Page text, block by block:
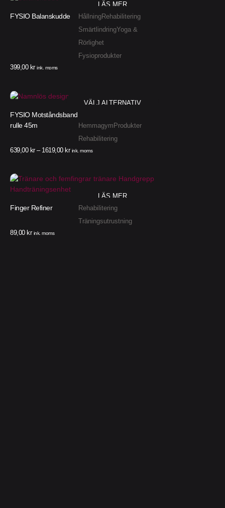
LÄS MER
FYSIO Balanskudde HållningRehabilitering
SmärtlindringYoga &
Rörlighet
Fysioprodukter
399,00 kr ink. moms
VÄLJ ALTERNATIV
FYSIO Motståndsband
rulle 45m
Hemmagym Produkter
Rehabilitering
639,00 kr – 1619,00 kr ink. moms
LÄS MER
Finger Refiner
Rehabilitering
Träningsutrustning
89,00 kr ink. moms